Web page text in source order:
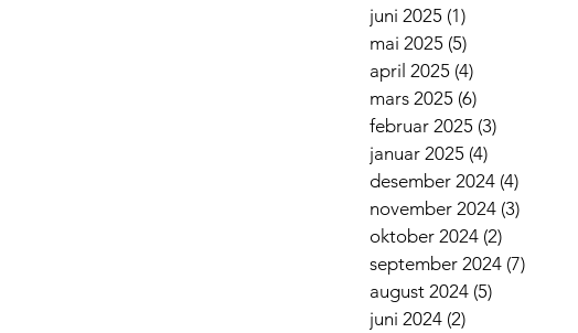
juni 2025 (1)
mai 2025 (5)
april 2025 (4)
mars 2025 (6)
februar 2025 (3)
januar 2025 (4)
desember 2024 (4)
november 2024 (3)
oktober 2024 (2)
september 2024 (7)
august 2024 (5)
juni 2024 (2)